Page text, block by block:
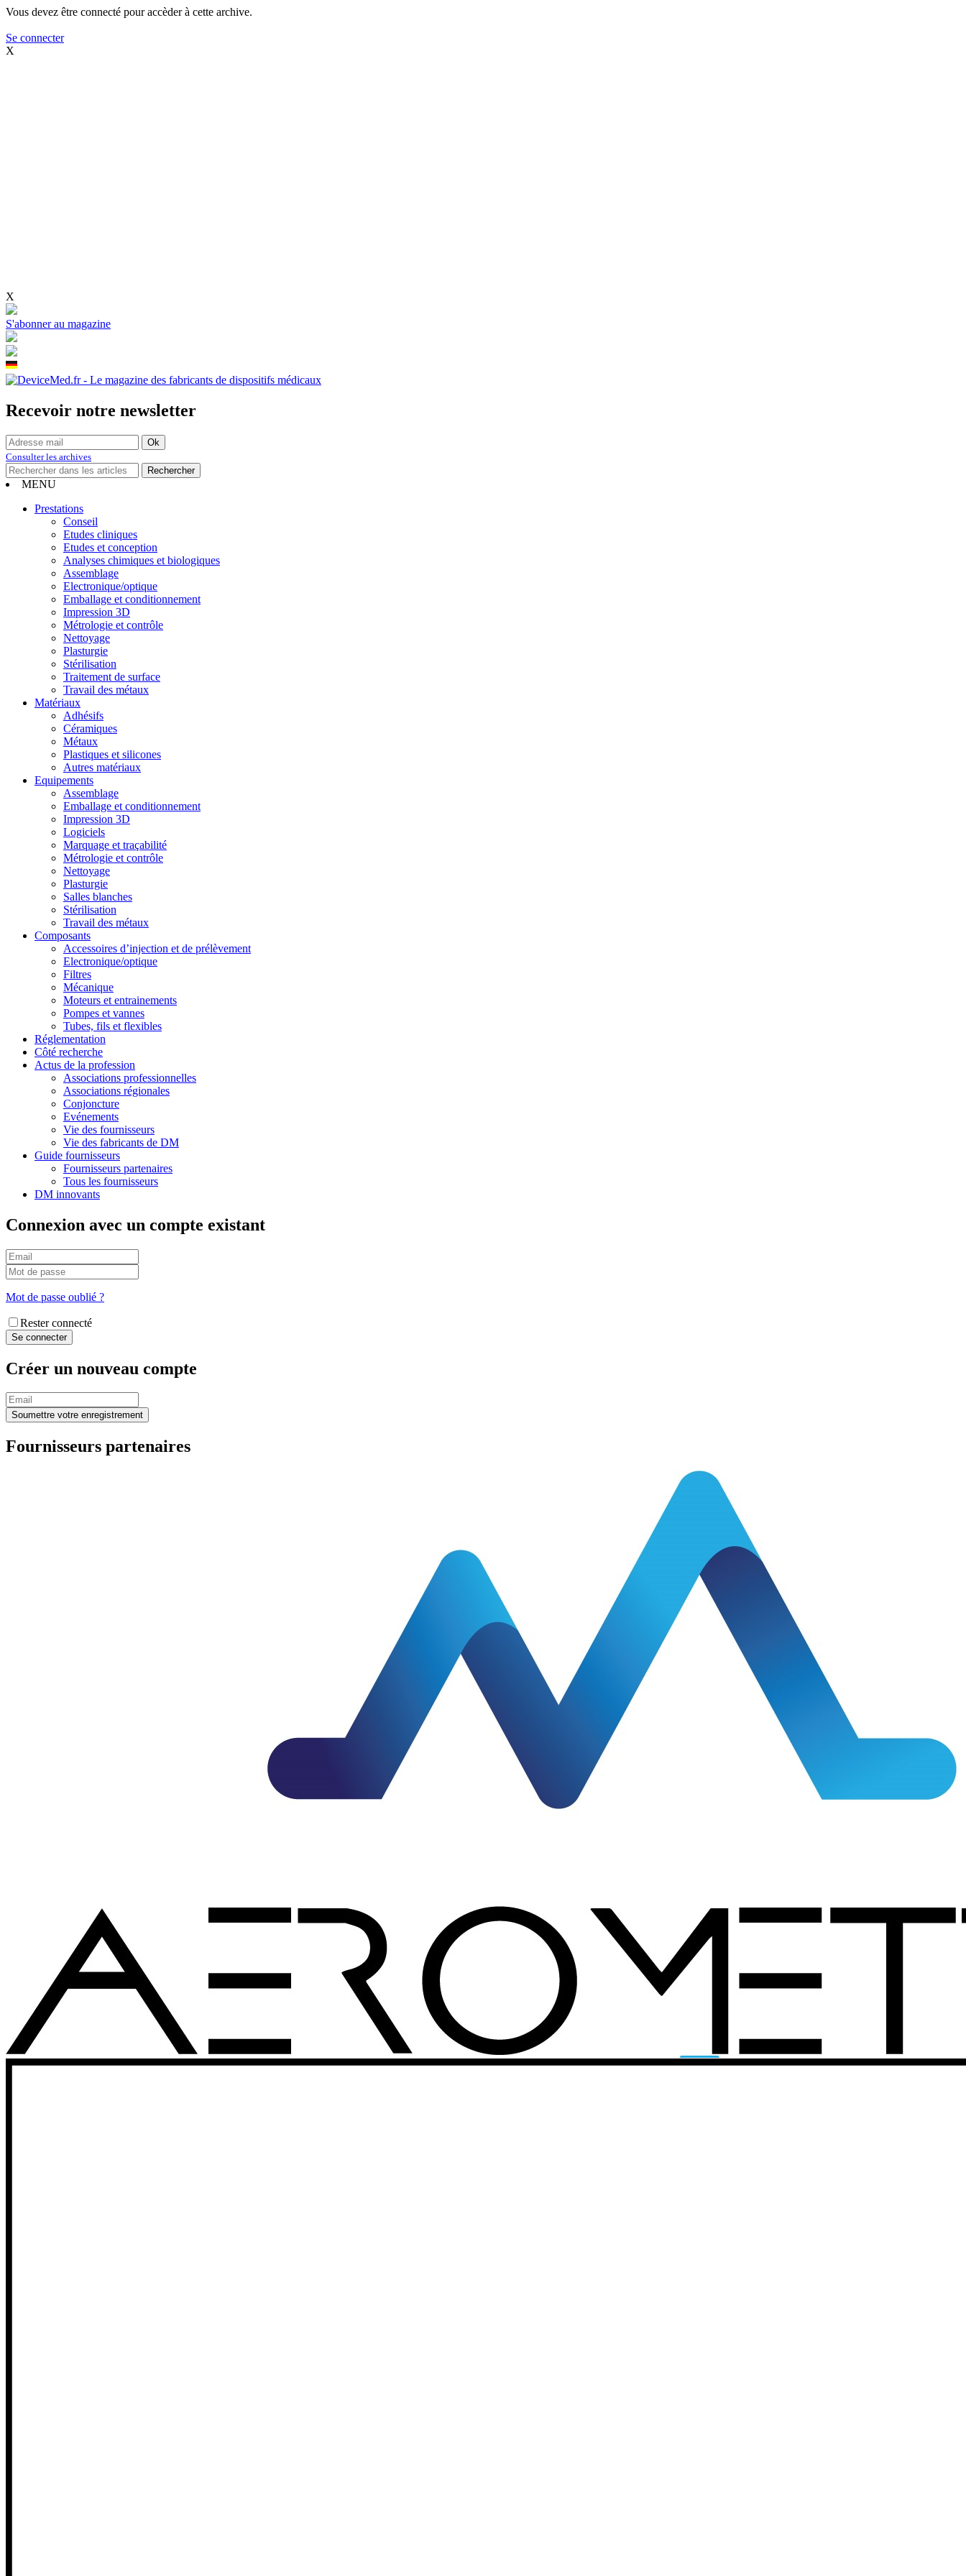
Vous devez être connecté pour accèder à cette archive.
Se connecter
X
X
S'abonner au magazine
Recevoir notre newsletter
Consulter les archives
MENU
Prestations
Conseil
Etudes cliniques
Etudes et conception
Analyses chimiques et biologiques
Assemblage
Electronique/optique
Emballage et conditionnement
Impression 3D
Métrologie et contrôle
Nettoyage
Plasturgie
Stérilisation
Traitement de surface
Travail des métaux
Matériaux
Adhésifs
Céramiques
Métaux
Plastiques et silicones
Autres matériaux
Equipements
Assemblage
Emballage et conditionnement
Impression 3D
Logiciels
Marquage et traçabilité
Métrologie et contrôle
Nettoyage
Plasturgie
Salles blanches
Stérilisation
Travail des métaux
Composants
Accessoires d’injection et de prélèvement
Electronique/optique
Filtres
Mécanique
Moteurs et entrainements
Pompes et vannes
Tubes, fils et flexibles
Réglementation
Côté recherche
Actus de la profession
Associations professionnelles
Associations régionales
Conjoncture
Evénements
Vie des fournisseurs
Vie des fabricants de DM
Guide fournisseurs
Fournisseurs partenaires
Tous les fournisseurs
DM innovants
Connexion avec un compte existant
Mot de passe oublié ?
Rester connecté
Créer un nouveau compte
Fournisseurs partenaires